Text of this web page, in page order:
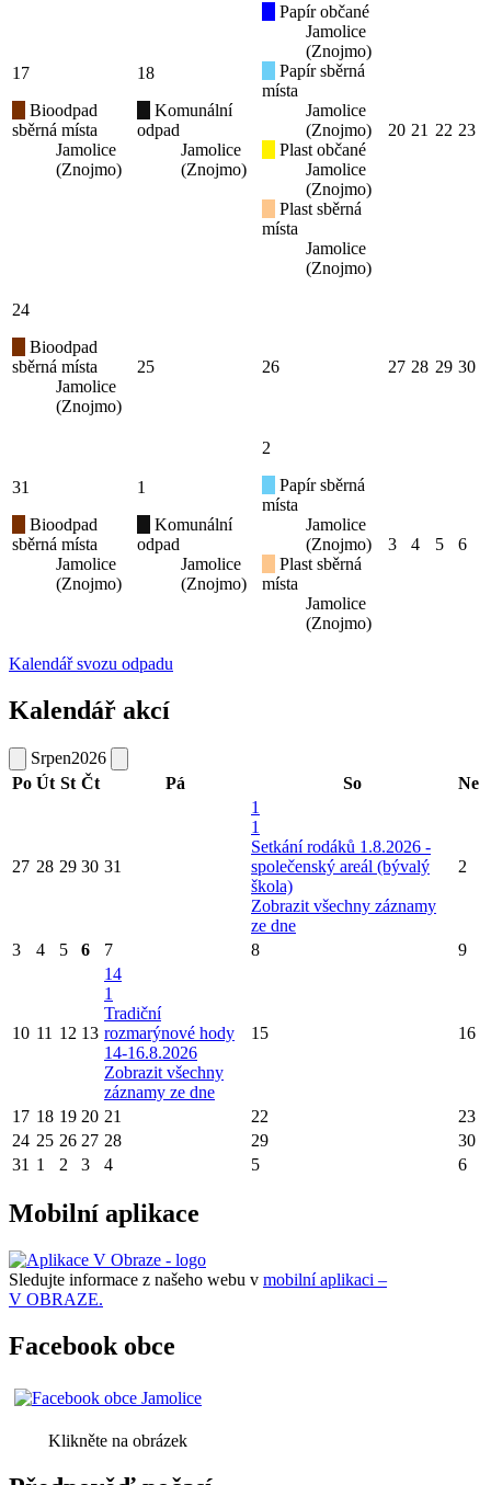
17
Bioodpad
sběrná místa
Jamolice
(Znojmo)
18
Komunální
odpad
Jamolice
(Znojmo)
Papír občané
Jamolice
(Znojmo)
Papír sběrná
místa
Jamolice
(Znojmo)
Plast občané
Jamolice
(Znojmo)
Plast sběrná
místa
Jamolice
(Znojmo)
20 21 22 23
24
Bioodpad
sběrná místa
Jamolice
(Znojmo)
25 26 27 28 29 30
31
Bioodpad
sběrná místa
Jamolice
(Znojmo)
1
Komunální
odpad
Jamolice
(Znojmo)
2
Papír sběrná
místa
Jamolice
(Znojmo)
Plast sběrná
místa
Jamolice
(Znojmo)
3 4 5 6
Kalendář svozu odpadu
Kalendář akcí
Srpen2026
Po Út St Čt Pá So Ne
27 28 29 30 31
1
1
Setkání rodáků 1.8.2026 -
společenský areál (bývalý
škola)
Zobrazit všechny záznamy
ze dne
2
3 4 5 6 7 8 9
10 11 12 13
14
1
Tradiční
rozmarýnové hody
14-16.8.2026
Zobrazit všechny
záznamy ze dne
15 16
17 18 19 20 21 22
23
24 25 26 27 28 29
30
31 1 2 3 4 5 6
Mobilní aplikace
Sledujte informace z našeho webu v mobilní aplikaci –
V OBRAZE.
Facebook obce
Klikněte na obrázek